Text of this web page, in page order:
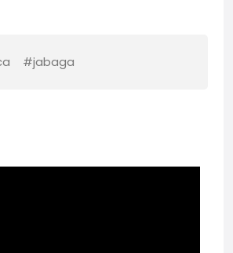
#jabaga